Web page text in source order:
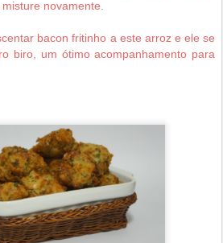
novamente.
bacon fritinho a este arroz e ele se
biro, um ótimo acompanhamento para